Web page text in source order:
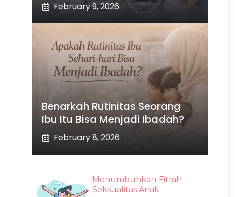
February 9, 2026
Benarkah Rutinitas Seorang
Ibu Itu Bisa Menjadi Ibadah?
February 8, 2026
Menumbuhkan Fitrah
Seksualitas Anak